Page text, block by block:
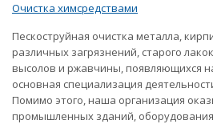
Очистка химсредствами
Пескоструйная очистка металла,
различных загрязнений, старого
высолов и ржавчины, появляющихся
основная специализация
Помимо этого, наша организация
промышленных зданий,